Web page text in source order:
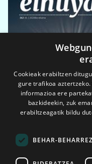
Cookieak erabiltzen
gure trafikoa
informazioa ere
bazkideekin, zuk
erabiltzeagatik bildu
BEHAR-